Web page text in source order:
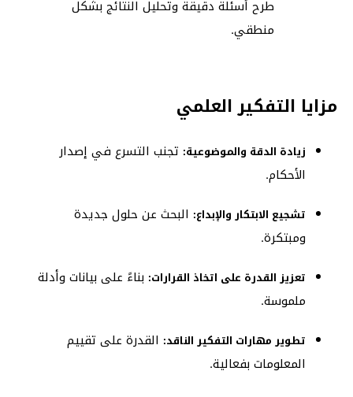
طرح أسئلة دقيقة وتحليل النتائج بشكل
منطقي.
مزايا التفكير العلمي
زيادة الدقة والموضوعية: تجنب التسرع في إصدار
الأحكام.
تشجيع الابتكار والإبداع: البحث عن حلول جديدة
ومبتكرة.
تعزيز القدرة على اتخاذ القرارات: بناءً على بيانات وأدلة
ملموسة.
تطوير مهارات التفكير الناقد: القدرة على تقييم
المعلومات بفعالية.